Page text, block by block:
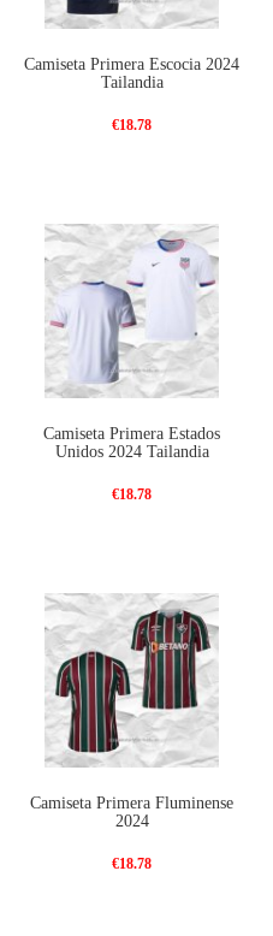
Camiseta Primera Escocia 2024
Tailandia
€18.78
Camiseta Primera Estados
Unidos 2024 Tailandia
€18.78
Camiseta Primera Fluminense
2024
€18.78